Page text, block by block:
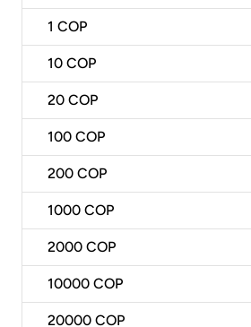
1 COP
10 COP
20 COP
100 COP
200 COP
1000 COP
2000 COP
10000 COP
20000 COP